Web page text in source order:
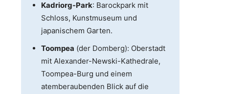
Kadriorg-Park: Barockpark mit
Schloss, Kunstmuseum und
japanischem Garten.
Toompea (der Domberg): Oberstadt
mit Alexander-Newski-Kathedrale,
Toompea-Burg und einem
atemberaubenden Blick auf die